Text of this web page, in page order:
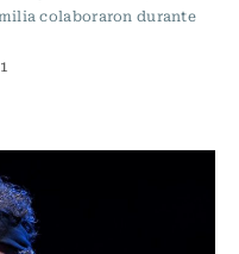
colaboraron durante